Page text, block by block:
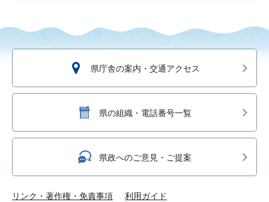
県庁舎の案内・交通アクセス
県の組織・電話番号一覧
県政へのご意見・ご提案
リンク・著作権・免責事項 利用ガイド